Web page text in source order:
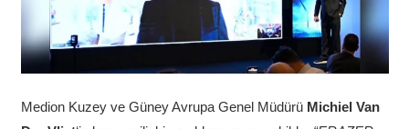
Medion Kuzey ve Güney Avrupa Genel Müdürü Michiel Van